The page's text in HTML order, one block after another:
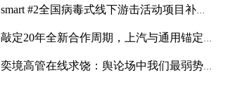
smart #2全国病毒式线下游击活动项目补充公告
敲定20年全新合作周期，上汽与通用锚定“智电+全球化”合作新境
奕境高管在线求饶：舆论场中我们最弱势，打不还手骂不能还口